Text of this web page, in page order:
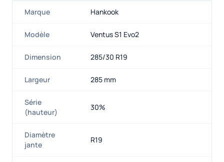
Marque Hankook
Modèle Ventus S1 Evo2
Dimension 285/30 R19
Largeur 285 mm
Série
(hauteur)
30%
Diamètre
jante
R19